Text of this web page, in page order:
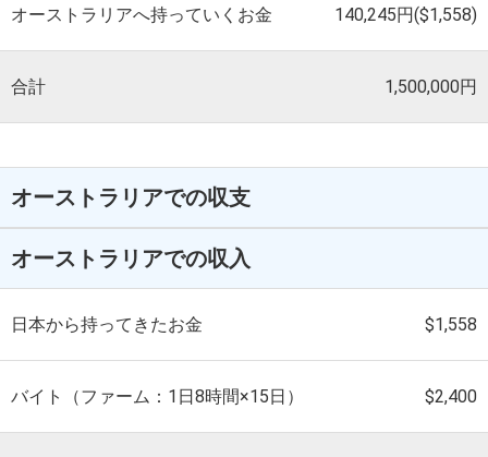
オーストラリアへ持っていくお金 140,245円($1,558)
合計 1,500,000円
オーストラリアでの収支
オーストラリアでの収入
日本から持ってきたお金 $1,558
バイト（ファーム：1日8時間×15日） $2,400